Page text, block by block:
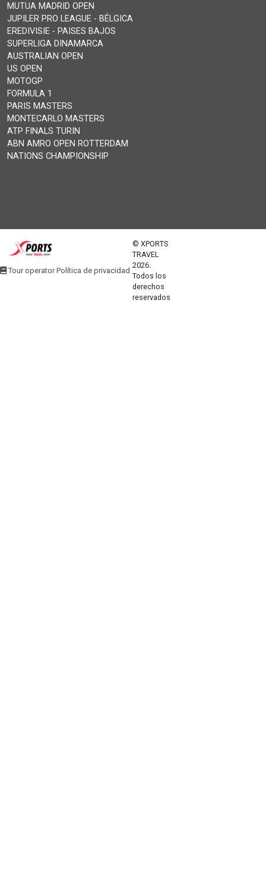
MUTUA MADRID OPEN
JUPILER PRO LEAGUE - BÉLGICA
EREDIVISIE - PAISES BAJOS
SUPERLIGA DINAMARCA
AUSTRALIAN OPEN
US OPEN
MOTOGP
FORMULA 1
PARIS MASTERS
MONTECARLO MASTERS
ATP FINALS TURIN
ABN AMRO OPEN ROTTERDAM
NATIONS CHAMPIONSHIP
Tour operator Política de privacidad
© XPORTS
TRAVEL
2026.
Todos los
derechos
reservados